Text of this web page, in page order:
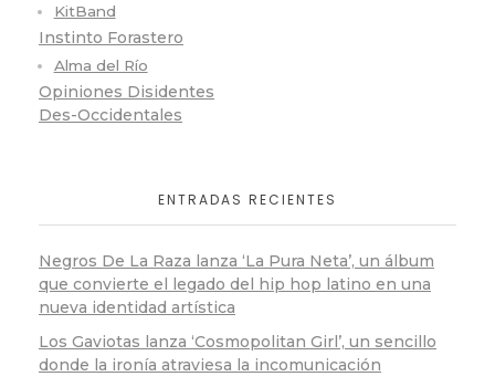
KitBand
Instinto Forastero
Alma del Río
Opiniones Disidentes
Des-Occidentales
ENTRADAS RECIENTES
Negros De La Raza lanza ‘La Pura Neta’, un álbum
que convierte el legado del hip hop latino en una
nueva identidad artística
Los Gaviotas lanza ‘Cosmopolitan Girl’, un sencillo
donde la ironía atraviesa la incomunicación